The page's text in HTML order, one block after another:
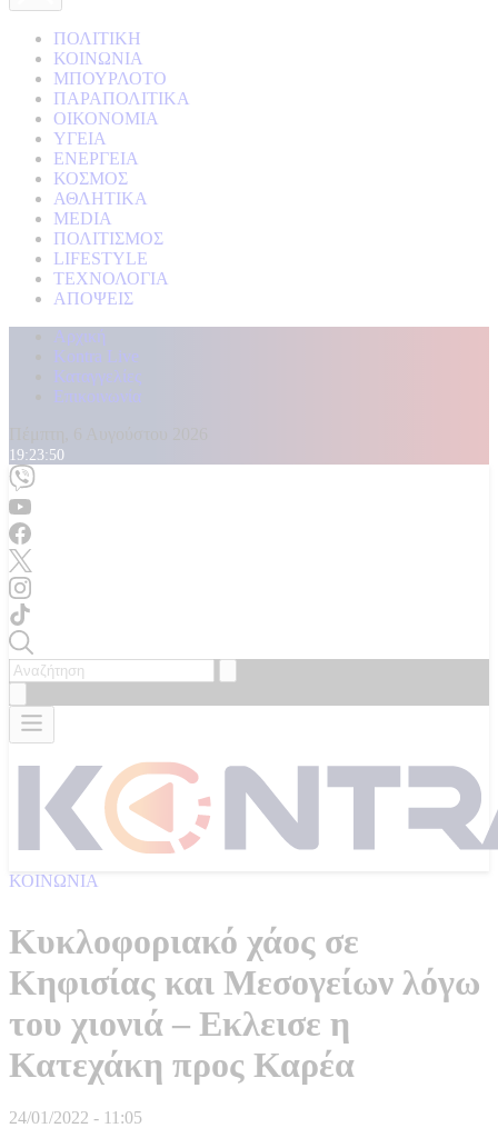
ΠΟΛΙΤΙΚΗ
ΚΟΙΝΩΝΙΑ
ΜΠΟΥΡΛΟΤΟ
ΠΑΡΑΠΟΛΙΤΙΚΑ
ΟΙΚΟΝΟΜΙΑ
ΥΓΕΙΑ
ΕΝΕΡΓΕΙΑ
ΚΟΣΜΟΣ
ΑΘΛΗΤΙΚΑ
MEDIA
ΠΟΛΙΤΙΣΜΟΣ
LIFESTYLE
ΤΕΧΝΟΛΟΓΙΑ
ΑΠΟΨΕΙΣ
Αρχική
Kontra Live
Καταγγελίες
Επικοινωνία
19:23:52
ΚΟΙΝΩΝΙΑ
Κυκλοφοριακό χάος σε
Κηφισίας και Μεσογείων λόγω
του χιονιά – Εκλεισε η
Κατεχάκη προς Καρέα
24/01/2022 - 11:05